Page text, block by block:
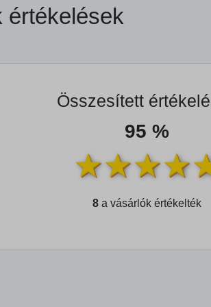
értékelések
Összesített
95 %
8 a vásárlók értékelték